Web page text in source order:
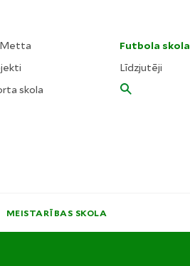
Metta
skola
Futbola skola
Līdzjutēji
MEISTARĪBAS SKOLA